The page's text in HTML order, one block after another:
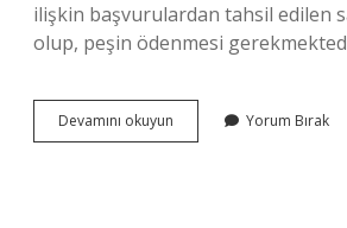
ilişkin başvurulardan tahsil edilen
olup, peşin ödenmesi
Devamını okuyun
Açarken
Yorum Bırak